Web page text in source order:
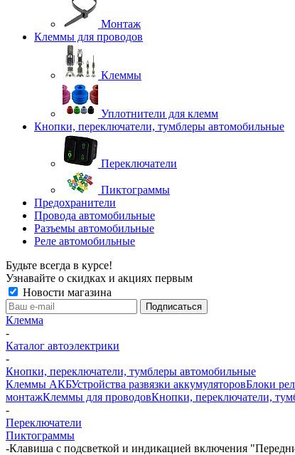
Монтаж
Клеммы для проводов
Клеммы
Уплотнители для клемм
Кнопки, переключатели, тумблеры автомобильные
Переключатели
Пиктограммы
Предохранители
Провода автомобильные
Разъемы автомобильные
Реле автомобильные
Будьте всегда в курсе!
Узнавайте о скидках и акциях первым
Новости магазина
Клемма
-
Каталог автоэлектрики
-
Кнопки, переключатели, тумблеры автомобильные
Клеммы АКБУстройства развязки аккумуляторовБлоки
монтажКлеммы для проводовКнопки, переключатели,
-
Переключатели
Пиктограммы
-Клавиша с подсветкой и индикацией включения